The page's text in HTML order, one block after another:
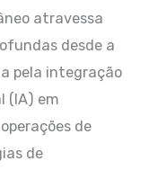
atravessa
desde a
pela integração
(IA) em
de
de